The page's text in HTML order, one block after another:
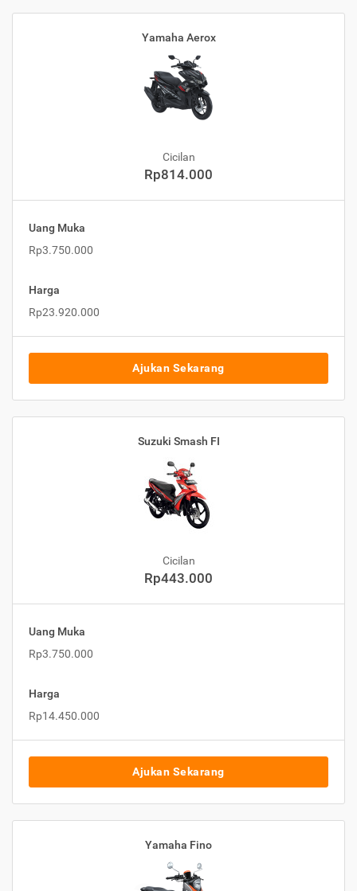
Yamaha Aerox
Cicilan
Rp814.000
Uang Muka
Rp3.750.000
Harga
Rp23.920.000
Ajukan Sekarang
Suzuki Smash FI
Cicilan
Rp443.000
Uang Muka
Rp3.750.000
Harga
Rp14.450.000
Ajukan Sekarang
Yamaha Fino